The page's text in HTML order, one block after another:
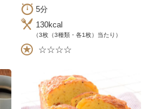
5分
130kcal
（3枚（3種類・各1枚）当たり）
☆☆☆☆